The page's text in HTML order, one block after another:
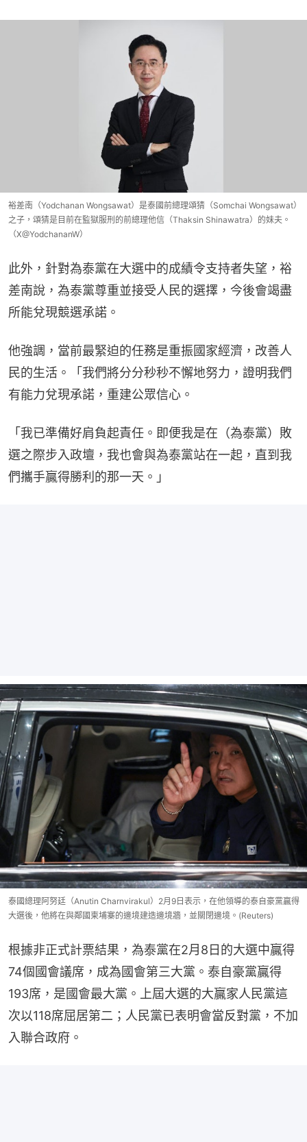
裕差南（Yodchanan Wongsawat）是泰國前總理頌猜（Somchai Wongsawat）
之子，頌猜是目前在監獄服刑的前總理他信（Thaksin Shinawatra）的妹夫。
（X@YodchananW）
此外，針對為泰黨在大選中的成績令支持者失望，裕
差南說，為泰黨尊重並接受人民的選擇，今後會竭盡
所能兌現競選承諾。
他強調，當前最緊迫的任務是重振國家經濟，改善人
民的生活。「我們將分分秒秒不懈地努力，證明我們
有能力兌現承諾，重建公眾信心。
「我已準備好肩負起責任。即便我是在（為泰黨）敗
選之際步入政壇，我也會與為泰黨站在一起，直到我
們攜手贏得勝利的那一天。」
泰國總理阿努廷（Anutin Charnvirakul）2月9日表示，在他領導的泰自豪黨贏得
大選後，他將在與鄰國柬埔寨的邊境建造邊境牆，並關閉邊境。(Reuters)
根據非正式計票結果，為泰黨在2月8日的大選中贏得
74個國會議席，成為國會第三大黨。泰自豪黨贏得
193席，是國會最大黨。上屆大選的大贏家人民黨這
次以118席屈居第二；人民黨已表明會當反對黨，不加
入聯合政府。